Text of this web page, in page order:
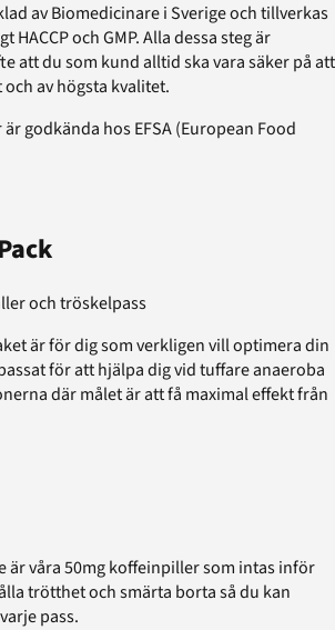
av Biomedicinare i Sverige och tillverkas
HACCP och GMP. Alla dessa steg är
att du som kund alltid ska vara säker på att
av högsta kvalitet.
godkända hos EFSA (European Food
och tröskelpass
är för dig som verkligen vill optimera din
för att hjälpa dig vid tuffare anaeroba
där målet är att få maximal effekt från
är våra 50mg koffeinpiller som intas inför
trötthet och smärta borta så du kan
pass.